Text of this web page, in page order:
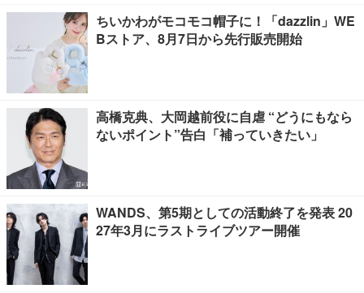
ちいかわがモコモコ帽子に！「dazzlin」WE
Bストア、8月7日から先行販売開始
高橋克典、大岡越前役に自虐 “どうにもなら
ないポイント”告白「補っていきたい」
WANDS、第5期としての活動終了を発表 20
27年3月にラストライブツアー開催